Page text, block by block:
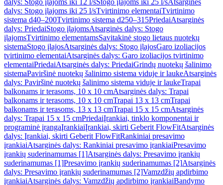
dalys: Stogo įlajoms iki 12 l/sStogo įlajoms iki 25 l/sAtsarginės
dalys: Stogo įlajoms iki 25 l/sTvirtinimo elementaiTvirtinimo
sistema d40–200Tvirtinimo sistema d250–315PriedaiAtsarginės
dalys: PriedaiStogo įlajomsAtsarginės dalys: Stogo
įlajomsTvirtinimo elementamsSavitakinė stogo lietaus nuotekų
sistemaStogo įlajosAtsarginės dalys: Stogo įlajosGaro izoliacijos
tvirtinimo elementaiAtsarginės dalys: Garo izoliacijos tvirtinimo
elementaiPriedaiAtsarginės dalys: PriedaiGrindų nuotekų šalinimo
sistemaPaviršinė nuotekų šalinimo sistema viduje ir laukeAtsarginės
dalys: Paviršinė nuotekų šalinimo sistema viduje ir laukeTrapai
balkonams ir terasoms, 10 x 10 cmAtsarginės dalys: Trapai
balkonams ir terasoms, 10 x 10 cmTrapai 13 x 13 cmTrapai
balkonams ir terasoms, 13 x 13 cmTrapai 15 x 15 cmAtsarginės
dalys: Trapai 15 x 15 cmPriedaiĮrankiai, tinklo komponentai ir
programinė įrangaĮrankiaiĮrankiai, skirti Geberit FlowFitAtsarginės
dalys: Įrankiai, skirti Geberit FlowFitRankiniai presavimo
įrankiaiAtsarginės dalys: Rankiniai presavimo įrankiaiPresavimo
įrankių suderinamumas [1]Atsarginės dalys: Presavimo įrankių
suderinamumas [1]Presavimo įrankių suderinamumas [2]Atsarginės
dalys: Presavimo įrankių suderinamumas [2]Vamzdžių apdirbimo
įrankiaiAtsarginės dalys: Vamzdžių apdirbimo įrankiaiBandymo